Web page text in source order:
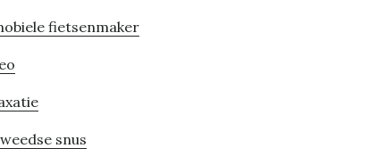
fietsenmaker
snus